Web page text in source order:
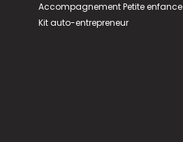
Accompagnement Petite enfance
Kit auto-entrepreneur